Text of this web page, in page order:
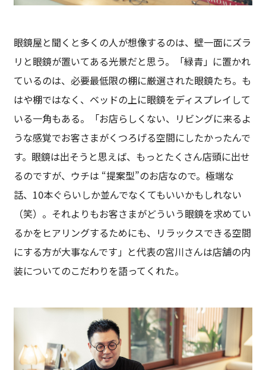
眼鏡屋と聞くと多くの人が想像するのは、壁一面にズラ
リと眼鏡が置いてある光景だと思う。「緑青」に置かれ
ているのは、必要最低限の棚に厳選された眼鏡たち。も
はや棚ではなく、ベッドの上に眼鏡をディスプレイして
いる一角もある。「お店らしくない、リビングに来るよ
うな感覚でお客さまがくつろげる空間にしたかったんで
す。眼鏡は出そうと思えば、もっとたくさん店頭に出せ
るのですが、ウチは “提案型”のお店なので。極端な
話、10本ぐらいしか並んでなくてもいいかもしれない
（笑）。それよりもお客さまがどういう眼鏡を求めてい
るかをヒアリングするためにも、リラックスできる空間
にする方が大事なんです」と代表の宮川さんは店舗の内
装についてのこだわりを語ってくれた。